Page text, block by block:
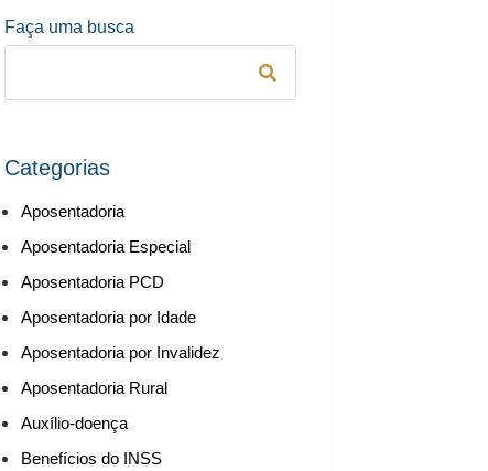
Faça uma busca
Categorias
Aposentadoria
Aposentadoria Especial
Aposentadoria PCD
Aposentadoria por Idade
Aposentadoria por Invalidez
Aposentadoria Rural
Auxílio-doença
Benefícios do INSS